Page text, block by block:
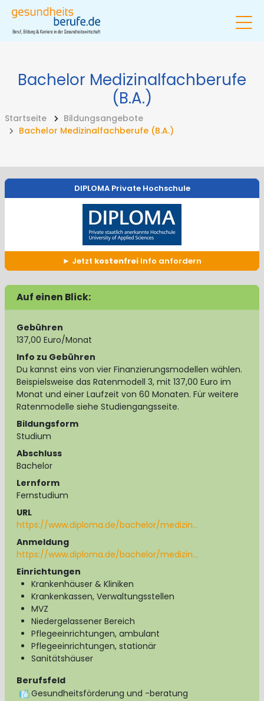
Bachelor Medizinalfachberufe
(B.A.)
Startseite
Bildungsangebote
Bachelor Medizinalfachberufe (B.A.)
DIPLOMA Private Hochschule
Jetzt kostenfrei Info anfordern
Auf einen Blick:
Gebühren
137,00 Euro/Monat
Info zu Gebühren
Du kannst eins von vier Finanzierungsmodellen wählen.
Beispielsweise das Ratenmodell 3, mit 137,00 Euro im
Monat und einer Laufzeit von 60 Monaten. Für weitere
Ratenmodelle siehe Studiengangsseite.
Bildungsform
Studium
Abschluss
Bachelor
Lernform
Fernstudium
URL
https://www.diploma.de/bachelor/medizin…
Anmeldung
https://www.diploma.de/bachelor/medizin…
Einrichtungen
Krankenhäuser & Kliniken
Krankenkassen, Verwaltungsstellen
MVZ
Niedergelassener Bereich
Pflegeeinrichtungen, ambulant
Pflegeeinrichtungen, stationär
Sanitätshäuser
Berufsfeld
Gesundheitsförderung und -beratung